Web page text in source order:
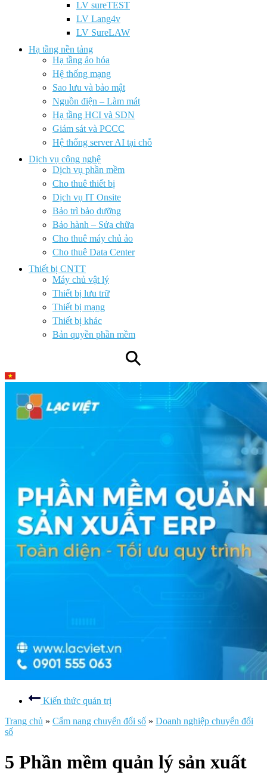
LV sureTEST
LV Lang4v
LV SureLAW
Hạ tầng nền tảng
Hạ tầng ảo hóa
Hệ thống mạng
Sao lưu và bảo mật
Nguồn điện – Làm mát
Hạ tầng HCI và SDN
Giám sát và PCCC
Hệ thống server AI tại chỗ
Dịch vụ công nghệ
Dịch vụ phần mềm
Cho thuê thiết bị
Dịch vụ IT Onsite
Bảo trì bảo dưỡng
Bảo hành – Sửa chữa
Cho thuê máy chủ ảo
Cho thuê Data Center
Thiết bị CNTT
Máy chủ vật lý
Thiết bị lưu trữ
Thiết bị mạng
Thiết bị khác
Bản quyền phần mềm
⚲
Kiến thức quản trị
Trang chủ » Cẩm nang chuyển đổi số » Doanh nghiệp chuyển đổi
số
5 Phần mềm quản lý sản xuất